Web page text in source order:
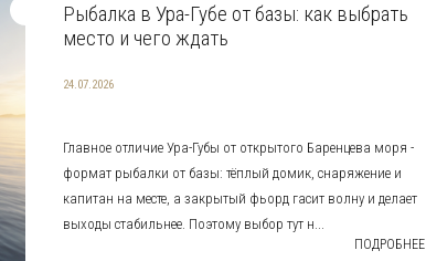
Рыбалка в Ура-Губе от базы: как выбрать
место и чего ждать
24.07.2026
Главное отличие Ура-Губы от открытого Баренцева моря -
формат рыбалки от базы: тёплый домик, снаряжение и
капитан на месте, а закрытый фьорд гасит волну и делает
выходы стабильнее. Поэтому выбор тут н...
ПОДРОБНЕЕ